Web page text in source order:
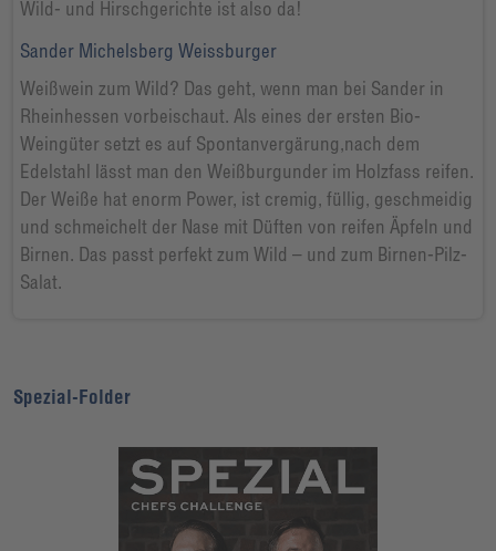
Wild- und Hirschgerichte ist also da!
Sander Michelsberg Weissburger
Weißwein zum Wild? Das geht, wenn man bei Sander in
Rheinhessen vorbeischaut. Als eines der ersten Bio-
Weingüter setzt es auf Spontanvergärung,nach dem
Edelstahl lässt man den Weißburgunder im Holzfass reifen.
Der Weiße hat enorm Power, ist cremig, füllig, geschmeidig
und schmeichelt der Nase mit Düften von reifen Äpfeln und
Birnen. Das passt perfekt zum Wild – und zum Birnen-Pilz-
Salat.
Spezial-Folder